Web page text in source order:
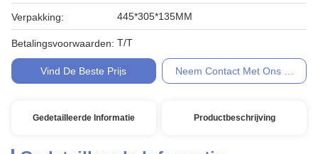
Verpakking: 445*305*135MM
Betalingsvoorwaarden: T/T
Vind De Beste Prijs Neem Contact Met Ons Op
Gedetailleerde Informatie Productbeschrijving